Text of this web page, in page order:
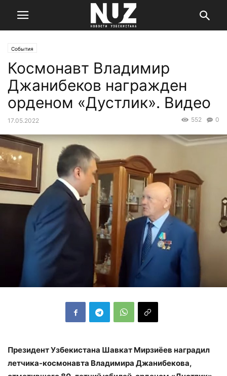
События
Космонавт Владимир
Джанибеков награжден
орденом «Дустлик». Видео
17.05.2022 0
552
Президент Узбекистана Шавкат Мирзиёев наградил
летчика-космонавта Владимира Джанибекова,